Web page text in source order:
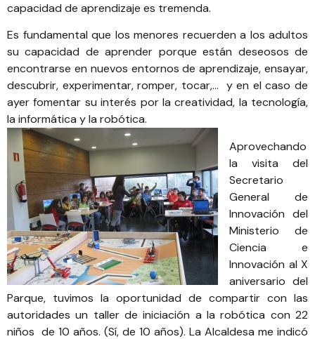
capacidad de aprendizaje es tremenda.
Es fundamental que los menores recuerden a los adultos
su capacidad de aprender porque están deseosos de
encontrarse en nuevos entornos de aprendizaje, ensayar,
descubrir, experimentar, romper, tocar,… y en el caso de
ayer fomentar su interés por la creatividad, la tecnología,
la informática y la robótica.
Aprovechando
la visita del
Secretario
General de
Innovación del
Ministerio de
Ciencia e
Innovación al X
aniversario del
Parque, tuvimos la oportunidad de compartir con las
autoridades un taller de iniciación a la robótica con 22
niños de 10 años. (Sí, de 10 años). La Alcaldesa me indicó